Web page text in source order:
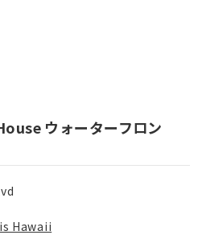
ウォーターフロン
Hawaii